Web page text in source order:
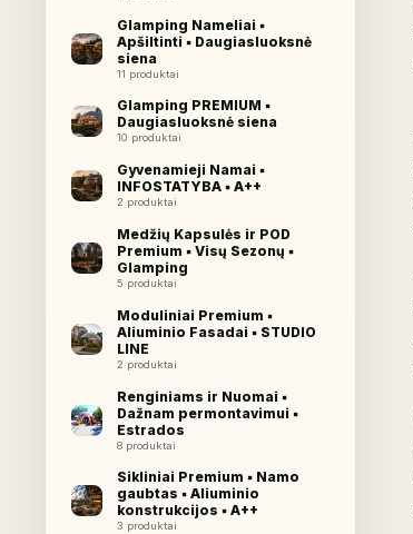
Glamping Nameliai ▪︎
Apšiltinti ▪︎ Daugiasluoksnė
siena
11 produktai
Glamping PREMIUM ▪︎
Daugiasluoksnė siena
10 produktai
Gyvenamieji Namai ▪︎
INFOSTATYBA ▪︎ A++
2 produktai
Medžių Kapsulės ir POD
Premium ▪︎ Visų Sezonų ▪︎
Glamping
5 produktai
Moduliniai Premium ▪︎
Aliuminio Fasadai ▪︎ STUDIO
LINE
2 produktai
Renginiams ir Nuomai ▪︎
Dažnam permontavimui ▪︎
Estrados
8 produktai
Sikliniai Premium ▪︎ Namo
gaubtas ▪︎ Aliuminio
konstrukcijos ▪︎ A++
3 produktai